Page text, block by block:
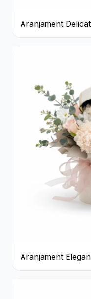
Aranjament
Roz în Cutie Albă
Aranjament
Crizanteme și